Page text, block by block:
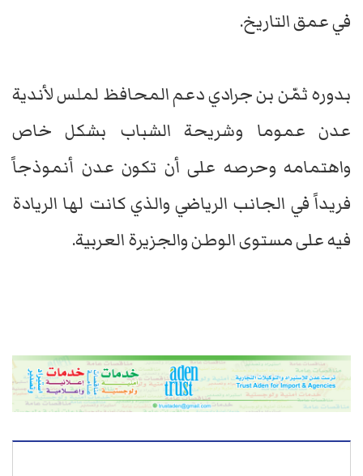
في عمق التاريخ.
بدوره ثمّن بن جرادي دعم المحافظ لملس لأندية
عدن عموما وشريحة الشباب بشكل خاص
واهتمامه وحرصه على أن تكون عدن أنموذجاً
فريداً في الجانب الرياضي والذي كانت لها الريادة
فيه على مستوى الوطن والجزيرة العربية.